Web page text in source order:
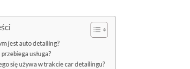
jest auto detailing?
przebiega usługa?
się używa w trakcie car detailingu?